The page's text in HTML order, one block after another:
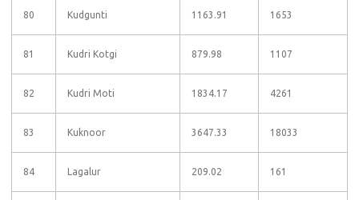
80 Kudgunti 1163.91 1653
81 Kudri Kotgi 879.98 1107
82 Kudri Moti 1834.17 4261
83 Kuknoor 3647.33 18033
84 Lagalur 209.02 161